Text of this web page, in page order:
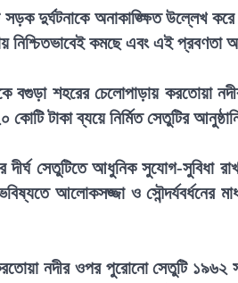
সড়ক দুর্ঘটনাকে অনাকাঙ্ক্ষিত উল্লেখ
নিশ্চিতভাবেই কমছে এবং এই প্রবণতা
বগুড়া শহরের চেলোপাড়ায় করতোয়া
টাকা ব্যয়ে নির্মিত সেতুটির
দীর্ঘ সেতুটিতে আধুনিক সুযোগ-সুবিধা
আলোকসজ্জা ও সৌন্দর্যবর্ধনের
নদীর ওপর পুরোনো সেতুটি ১৯৬২